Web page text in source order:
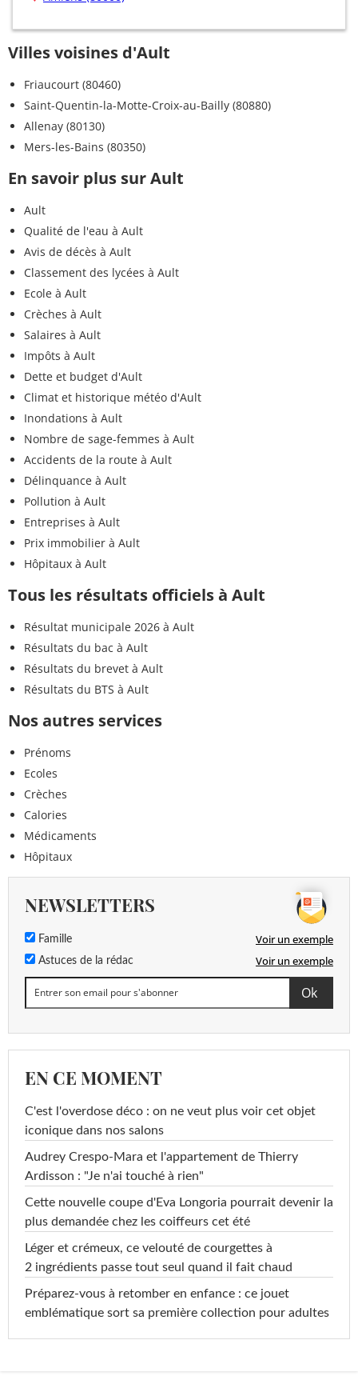
Villes voisines d'Ault
Friaucourt (80460)
Saint-Quentin-la-Motte-Croix-au-Bailly (80880)
Allenay (80130)
Mers-les-Bains (80350)
En savoir plus sur Ault
Ault
Qualité de l'eau à Ault
Avis de décès à Ault
Classement des lycées à Ault
Ecole à Ault
Crèches à Ault
Salaires à Ault
Impôts à Ault
Dette et budget d'Ault
Climat et historique météo d'Ault
Inondations à Ault
Nombre de sage-femmes à Ault
Accidents de la route à Ault
Délinquance à Ault
Pollution à Ault
Entreprises à Ault
Prix immobilier à Ault
Hôpitaux à Ault
Tous les résultats officiels à Ault
Résultat municipale 2026 à Ault
Résultats du bac à Ault
Résultats du brevet à Ault
Résultats du BTS à Ault
Nos autres services
Prénoms
Ecoles
Crèches
Calories
Médicaments
Hôpitaux
NEWSLETTERS
Famille Voir un exemple
Astuces de la rédac Voir un exemple
EN CE MOMENT
C'est l'overdose déco : on ne veut plus voir cet objet
iconique dans nos salons
Audrey Crespo-Mara et l'appartement de Thierry
Ardisson : "Je n'ai touché à rien"
Cette nouvelle coupe d'Eva Longoria pourrait devenir la
plus demandée chez les coiffeurs cet été
Léger et crémeux, ce velouté de courgettes à
2 ingrédients passe tout seul quand il fait chaud
Préparez-vous à retomber en enfance : ce jouet
emblématique sort sa première collection pour adultes